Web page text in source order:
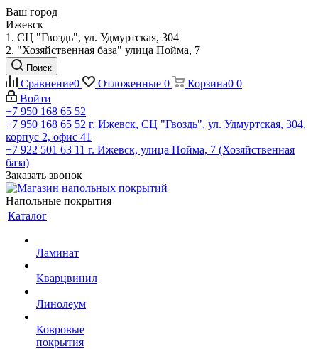
Ваш город
Ижевск
1. СЦ "Гвоздь", ул. Удмуртская, 304
2. "Хозяйственная база" улица Пойма, 7
Поиск
Сравнение0 Отложенные 0 Корзина0 0
Войти
+7 950 168 65 52
+7 950 168 65 52 г. Ижевск, СЦ "Гвоздь", ул. Удмуртская, 304,
корпус 2, офис 41
+7 922 501 63 11 г. Ижевск, улица Пойма, 7 (Хозяйственная
база)
Заказать звонок
Напольные покрытия
Каталог
Ламинат
Кварцвинил
Линолеум
Ковровые
покрытия